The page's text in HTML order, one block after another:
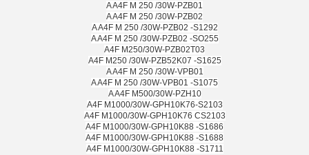
A A4F M 250 /30W-PZB01
A A4F M 250 /30W-PZB02
A A4F M 250 /30W-PZB02 -S1292
A A4F M 250 /30W-PZB02 -SO255
A4F M250/30W-PZB02T03
A4F M250 /30W-PZB52K07 -S1625
A A4F M 250 /30W-VPB01
A A4F M 250 /30W-VPB01 -S1075
A A4F M500/30W-PZH10
A4F M1000/30W-GPH10K76-S2103
A4F M1000/30W-GPH10K76 CS2103
A4F M1000/30W-GPH10K88 -S1686
A4F M1000/30W-GPH10K88 -S1688
A4F M1000/30W-GPH10K88 -S1711